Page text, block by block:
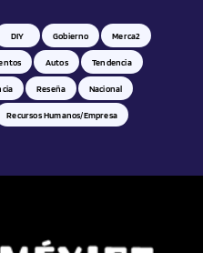
DIY Gobierno Merca2
Autos Tendencia
Reseña Nacional
Recursos Humanos/empresa